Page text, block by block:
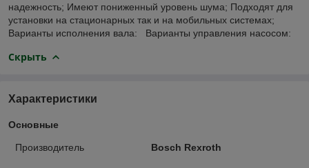
надежность; Имеют пониженный уровень шума; Подходят для
установки на стационарных так и на мобильных системах;
Варианты исполнения вала: Варианты управления насосом:
Скрыть
Характеристики
Основные
Производитель Bosch Rexroth